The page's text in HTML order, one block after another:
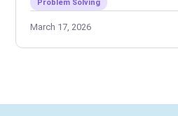
Problem Solving
March 17, 2026